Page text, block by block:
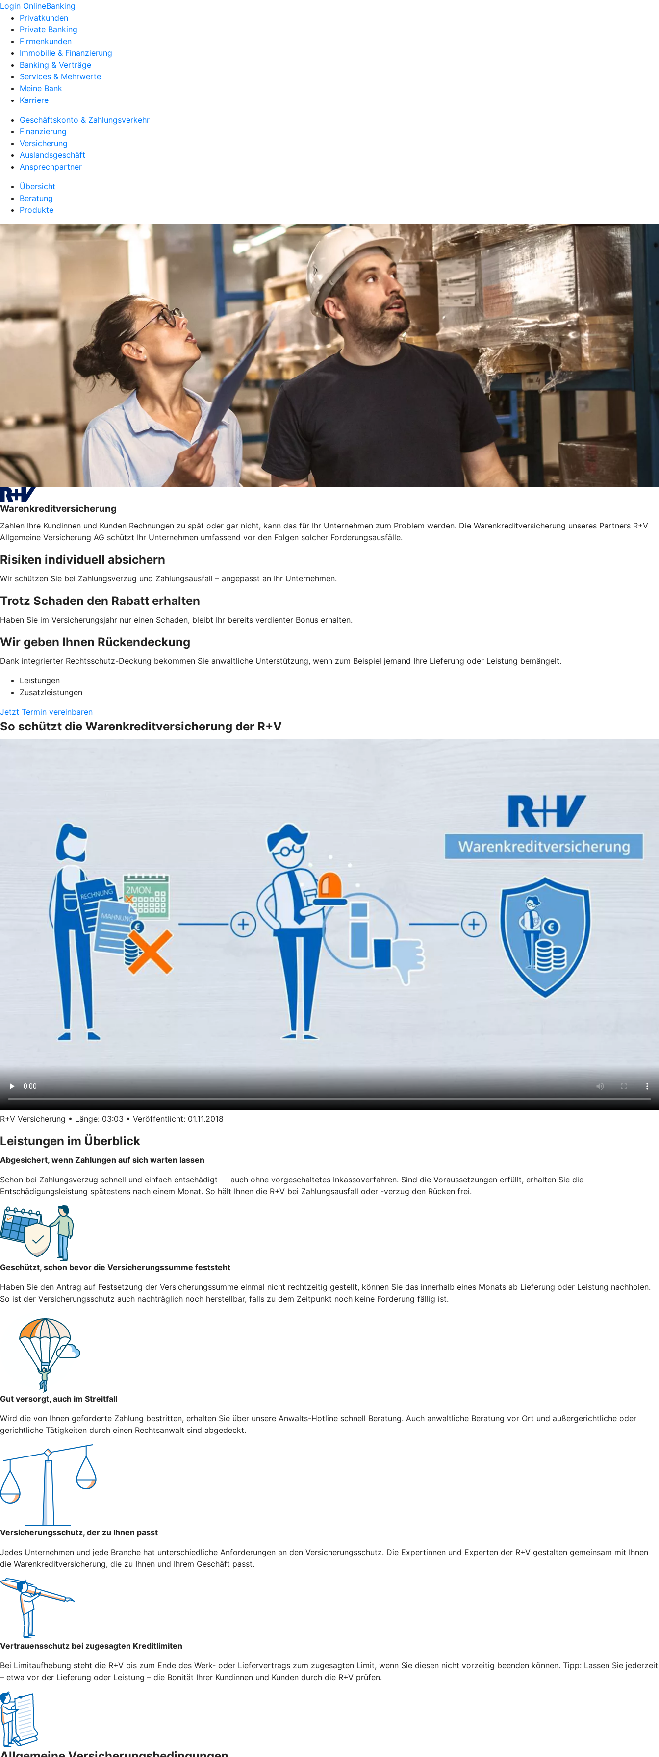
Login OnlineBanking
Privatkunden
Private Banking
Firmenkunden
Immobilie & Finanzierung
Banking & Verträge
Services & Mehrwerte
Meine Bank
Karriere
Geschäftskonto & Zahlungsverkehr
Finanzierung
Versicherung
Auslandsgeschäft
Ansprechpartner
Übersicht
Beratung
Produkte
Warenkreditversicherung
Zahlen Ihre Kundinnen und Kunden Rechnungen zu spät oder gar nicht, kann das für Ihr Unternehmen zum Problem werden. Die Warenkreditversicherung unseres Partners R+V
Allgemeine Versicherung AG schützt Ihr Unternehmen umfassend vor den Folgen solcher Forderungsausfälle.
Risiken individuell absichern
Wir schützen Sie bei Zahlungsverzug und Zahlungsausfall – angepasst an Ihr Unternehmen.
Trotz Schaden den Rabatt erhalten
Haben Sie im Versicherungsjahr nur einen Schaden, bleibt Ihr bereits verdienter Bonus erhalten.
Wir geben Ihnen Rückendeckung
Dank integrierter Rechtsschutz-Deckung bekommen Sie anwaltliche Unterstützung, wenn zum Beispiel jemand Ihre Lieferung oder Leistung bemängelt.
Leistungen
Zusatzleistungen
Jetzt Termin vereinbaren
So schützt die Warenkreditversicherung der R+V
R+V Versicherung • Länge: 03:03 • Veröffentlicht: 01.11.2018
Leistungen im Überblick
Abgesichert, wenn Zahlungen auf sich warten lassen
Schon bei Zahlungsverzug schnell und einfach entschädigt — auch ohne vorgeschaltetes Inkassoverfahren. Sind die Voraussetzungen erfüllt, erhalten Sie die
Entschädigungsleistung spätestens nach einem Monat. So hält Ihnen die R+V bei Zahlungsausfall oder -verzug den Rücken frei.
Geschützt, schon bevor die Versicherungssumme feststeht
Haben Sie den Antrag auf Festsetzung der Versicherungssumme einmal nicht rechtzeitig gestellt, können Sie das innerhalb eines Monats ab Lieferung oder Leistung nachholen.
So ist der Versicherungsschutz auch nachträglich noch herstellbar, falls zu dem Zeitpunkt noch keine Forderung fällig ist.
Gut versorgt, auch im Streitfall
Wird die von Ihnen geforderte Zahlung bestritten, erhalten Sie über unsere Anwalts-Hotline schnell Beratung. Auch anwaltliche Beratung vor Ort und außergerichtliche oder
gerichtliche Tätigkeiten durch einen Rechtsanwalt sind abgedeckt.
Versicherungsschutz, der zu Ihnen passt
Jedes Unternehmen und jede Branche hat unterschiedliche Anforderungen an den Versicherungsschutz. Die Expertinnen und Experten der R+V gestalten gemeinsam mit Ihnen
die Warenkreditversicherung, die zu Ihnen und Ihrem Geschäft passt.
Vertrauensschutz bei zugesagten Kreditlimiten
Bei Limitaufhebung steht die R+V bis zum Ende des Werk- oder Liefervertrags zum zugesagten Limit, wenn Sie diesen nicht vorzeitig beenden können. Tipp: Lassen Sie jederzeit
– etwa vor der Lieferung oder Leistung – die Bonität Ihrer Kundinnen und Kunden durch die R+V prüfen.